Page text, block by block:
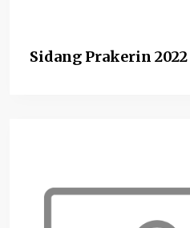
Sidang Prakerin 2022